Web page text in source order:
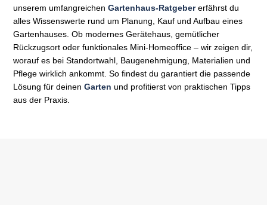
unserem umfangreichenGartenhaus-Ratgebererfährst du
alles Wissenswerte rund um Planung, Kauf und Aufbau eines
Gartenhauses. Ob modernes Gerätehaus, gemütlicher
Rückzugsort oder funktionales Mini-Homeoffice – wir zeigen dir,
worauf es bei Standortwahl, Baugenehmigung, Materialien und
Pflege wirklich ankommt. So findest du garantiert die passende
Lösung für deinenGarten und profitierst von praktischen Tipps
aus der Praxis.